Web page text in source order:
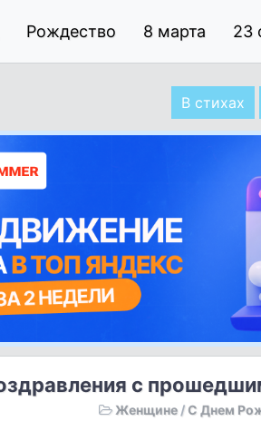
Рождество 8 марта 23
В стихах
с
Женщине/ С Днем